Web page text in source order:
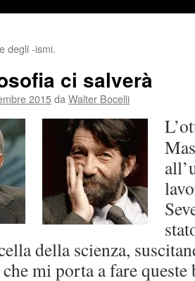
degli -ismi.
ci salverà
2015da Walter Bocelli
della scienza,
mi porta a fare